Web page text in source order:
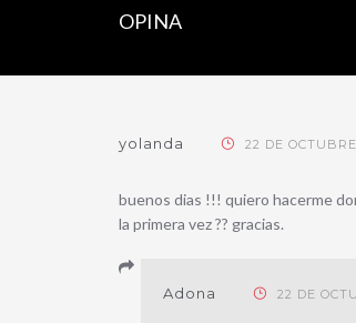
OPINA
yolanda 22 DE
buenos dias !!! quiero hacerme
la primera vez ?? gracias.
Adona 22 DE